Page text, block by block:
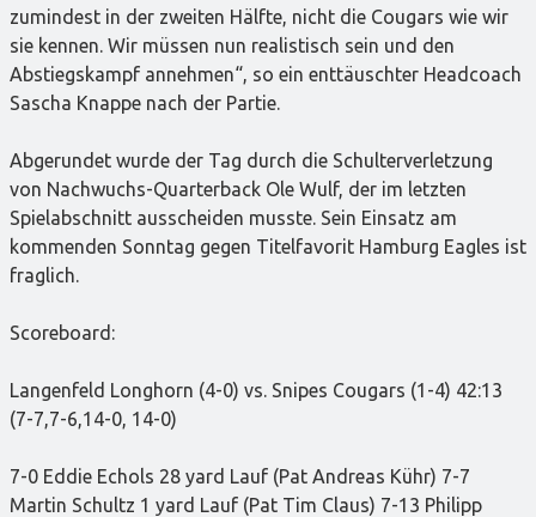
zumindest in der zweiten Hälfte, nicht die Cougars wie wir
sie kennen. Wir müssen nun realistisch sein und den
Abstiegskampf annehmen“, so ein enttäuschter Headcoach
Sascha Knappe nach der Partie.
Abgerundet wurde der Tag durch die Schulterverletzung
von Nachwuchs-Quarterback Ole Wulf, der im letzten
Spielabschnitt ausscheiden musste. Sein Einsatz am
kommenden Sonntag gegen Titelfavorit Hamburg Eagles ist
fraglich.
Scoreboard:
Langenfeld Longhorn (4-0) vs. Snipes Cougars (1-4) 42:13
(7-7,7-6,14-0, 14-0)
7-0 Eddie Echols 28 yard Lauf (Pat Andreas Kühr) 7-7
Martin Schultz 1 yard Lauf (Pat Tim Claus) 7-13 Philipp